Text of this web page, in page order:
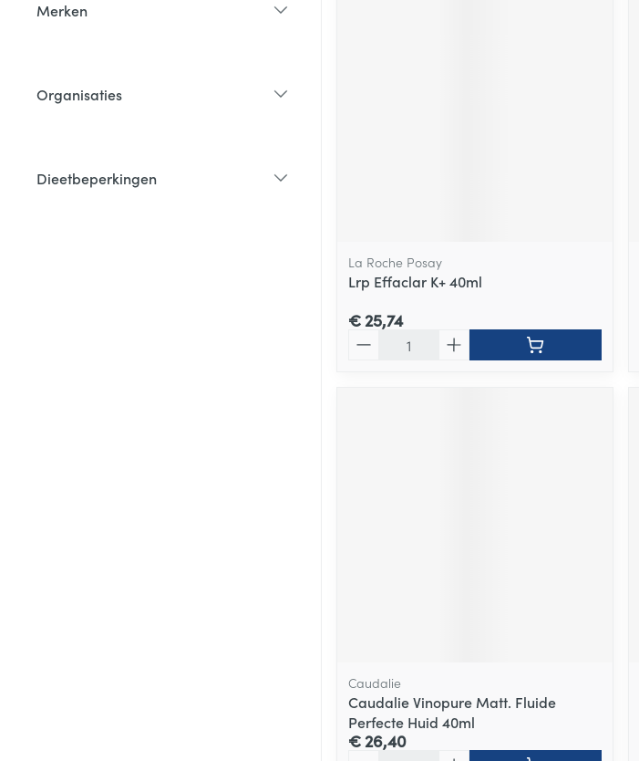
Merken
Organisaties
Dieetbeperkingen
La Roche Posay
Lrp Effaclar K+ 40ml
€ 25,74
Caudalie
Caudalie Vinopure Matt. Fluide
Perfecte Huid 40ml
€ 26,40